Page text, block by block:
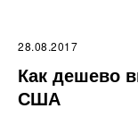
28.08.2017
Как дешево
США